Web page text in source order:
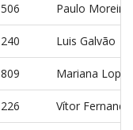
506 Paulo Moreira
240 Luis Galvão
809 Mariana Lopes
226 Vítor